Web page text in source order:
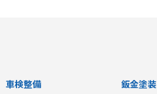
車検整備 鈑金塗装